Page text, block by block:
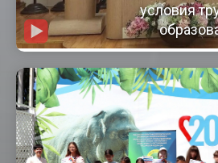
условия